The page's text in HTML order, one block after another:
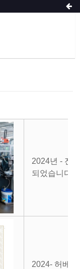
2024년 - 전
되었습니다.
2024- 허베